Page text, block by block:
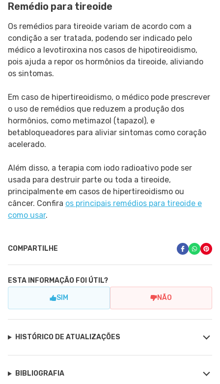
Remédio para tireoide
Os remédios para tireoide variam de acordo com a
condição a ser tratada, podendo ser indicado pelo
médico a levotiroxina nos casos de hipotireoidismo,
pois ajuda a repor os hormônios da tireoide, aliviando
os sintomas.
Em caso de hipertireoidismo, o médico pode prescrever
o uso de remédios que reduzem a produção dos
hormônios, como metimazol (tapazol), e
betabloqueadores para aliviar sintomas como coração
acelerado.
Além disso, a terapia com iodo radioativo pode ser
usada para destruir parte ou toda a tireoide,
principalmente em casos de hipertireoidismo ou
câncer. Confira os principais remédios para tireoide e
como usar.
COMPARTILHE
ESTA INFORMAÇÃO FOI ÚTIL?
SIM NÃO
HISTÓRICO DE ATUALIZAÇÕES
BIBLIOGRAFIA